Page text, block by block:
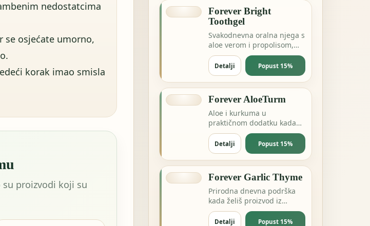
nedostatcima
se osjećate umorno,
korak imao smisla
proizvodi koji su
Forever Bright
Toothgel
Svakodnevna oralna njega s
aloe verom i propolisom,
bez nepotrebnog
kompliciranja.
Detalji Popust 15%
Forever AloeTurm
Aloe i kurkuma u
praktičnom dodatku kada
želiš podršku probavi,
zglobovima ili dnevnoj
ravnoteži.
Detalji Popust 15%
Forever Garlic Thyme
Prirodna dnevna podrška
kada želiš proizvod iz
pčelinje ili biljne linije za
energiju i otpornost.
Detalji Popust 15%